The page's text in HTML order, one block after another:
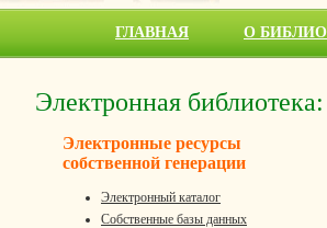
ГЛАВНАЯ О
Электронная библиотека:
Электронные ресурсы
собственной генерации
Электронный каталог
Собственные базы данных